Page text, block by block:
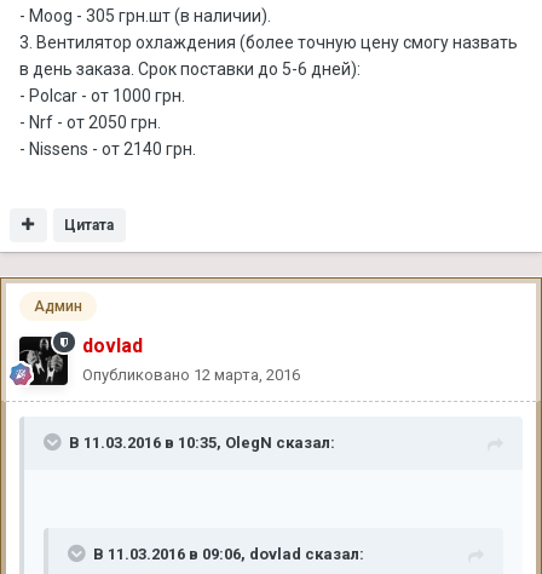
- Moog - 305 грн.шт (в наличии).
3. Вентилятор охлаждения (более точную цену смогу назвать
в день заказа. Срок поставки до 5-6 дней):
- Polcar - от 1000 грн.
- Nrf - от 2050 грн.
- Nissens - от 2140 грн.
Цитата
Админ
dovlad
Опубликовано 12 марта, 2016
В 11.03.2016 в 10:35, OlegN сказал:
В 11.03.2016 в 09:06, dovlad сказал: